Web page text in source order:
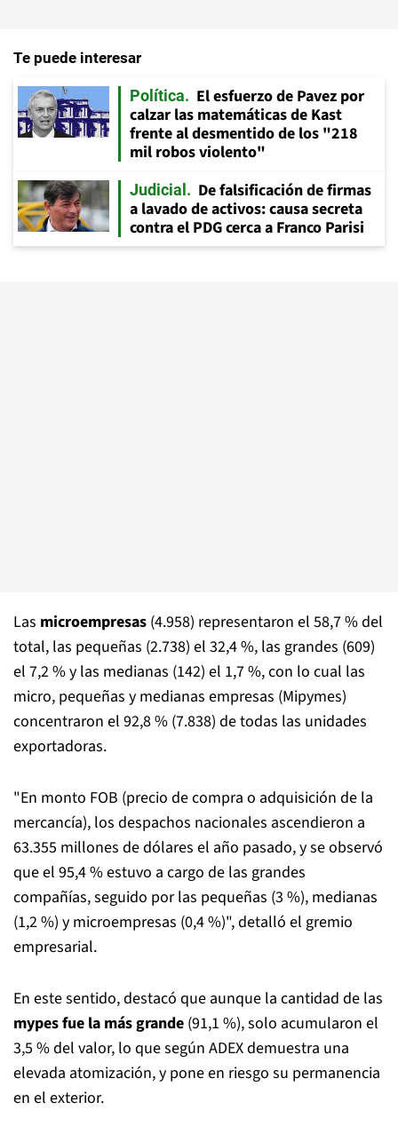
Te puede interesar
Política
El esfuerzo de Pavez por
calzar las matemáticas de Kast
frente al desmentido de los "218
mil robos violento"
Judicial
De falsificación de firmas
a lavado de activos: causa secreta
contra el PDG cerca a Franco Parisi
Las microempresas (4.958) representaron el 58,7 % del
total, las pequeñas (2.738) el 32,4 %, las grandes (609)
el 7,2 % y las medianas (142) el 1,7 %, con lo cual las
micro, pequeñas y medianas empresas (Mipymes)
concentraron el 92,8 % (7.838) de todas las unidades
exportadoras.
"En monto FOB (precio de compra o adquisición de la
mercancía), los despachos nacionales ascendieron a
63.355 millones de dólares el año pasado, y se observó
que el 95,4 % estuvo a cargo de las grandes
compañías, seguido por las pequeñas (3 %), medianas
(1,2 %) y microempresas (0,4 %)", detalló el gremio
empresarial.
En este sentido, destacó que aunque la cantidad de las
mypes fue la más grande (91,1 %), solo acumularon el
3,5 % del valor, lo que según ADEX demuestra una
elevada atomización, y pone en riesgo su permanencia
en el exterior.